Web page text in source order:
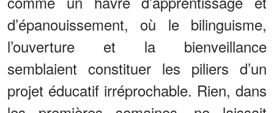
d’épanouissement, où le bilinguisme,
l’ouverture et la bienveillance
semblaient constituer les piliers d’un
projet éducatif irréprochable. Rien, dans